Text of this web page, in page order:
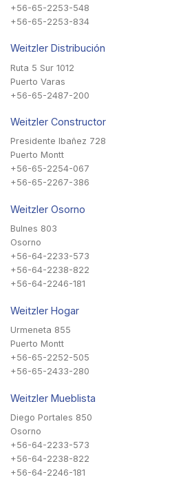
+56-65-2253-548
+56-65-2253-834
Weitzler Distribución
Ruta 5 Sur 1012
Puerto Varas
+56-65-2487-200
Weitzler Constructor
Presidente Ibañez 728
Puerto Montt
+56-65-2254-067
+56-65-2267-386
Weitzler Osorno
Bulnes 803
Osorno
+56-64-2233-573
+56-64-2238-822
+56-64-2246-181
Weitzler Hogar
Urmeneta 855
Puerto Montt
+56-65-2252-505
+56-65-2433-280
Weitzler Mueblista
Diego Portales 850
Osorno
+56-64-2233-573
+56-64-2238-822
+56-64-2246-181